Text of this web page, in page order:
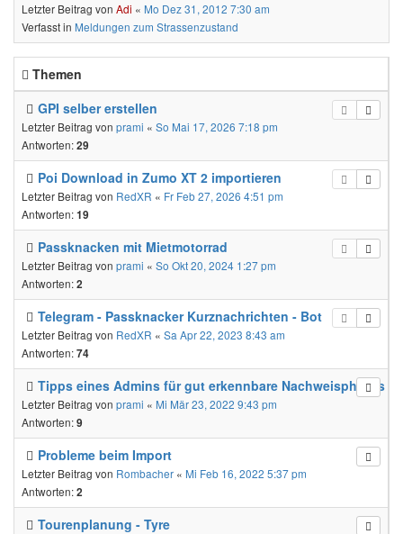
Letzter Beitrag von Adi « Mo Dez 31, 2012 7:30 am
Verfasst in Meldungen zum Strassenzustand
Themen
GPI selber erstellen
Letzter Beitrag von prami « So Mai 17, 2026 7:18 pm
Antworten:29
Poi Download in Zumo XT 2 importieren
Letzter Beitrag von RedXR « Fr Feb 27, 2026 4:51 pm
Antworten:19
Passknacken mit Mietmotorrad
Letzter Beitrag von prami « So Okt 20, 2024 1:27 pm
Antworten:2
Telegram - Passknacker Kurznachrichten - Bot
Letzter Beitrag von RedXR « Sa Apr 22, 2023 8:43 am
Antworten:74
Tipps eines Admins für gut erkennbare Nachweisphotos
Letzter Beitrag von prami « Mi Mär 23, 2022 9:43 pm
Antworten:9
Probleme beim Import
Letzter Beitrag von Rombacher « Mi Feb 16, 2022 5:37 pm
Antworten:2
Tourenplanung - Tyre